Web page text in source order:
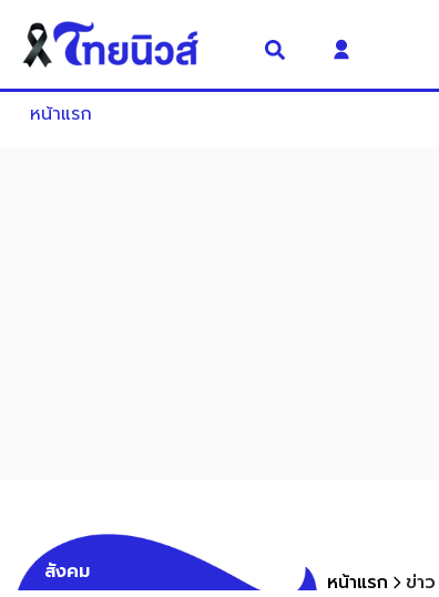
หน้าแรก
สังคม หน้าแรก ข่าว